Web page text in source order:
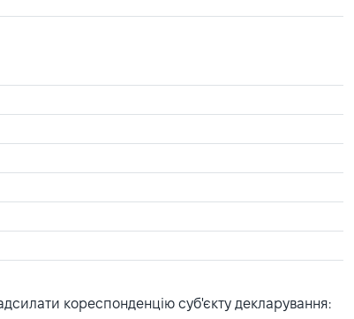
кореспонденцію суб'єкту декларування: